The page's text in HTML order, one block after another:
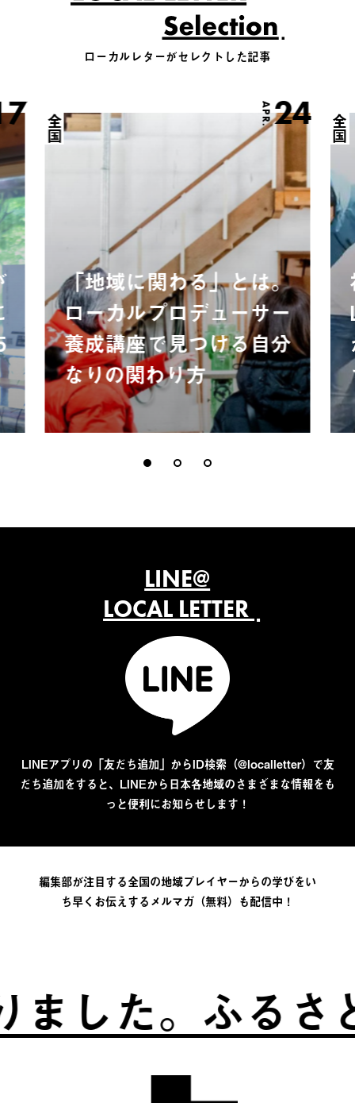
ローカルレターがセレクトした記事
APR.24
全国
「地域に関わる」とは。
ローカルプロデューサー
養成講座で見つける自分
なりの関わり方
全国
LINE@
LOCAL LETTER
LINEアプリの「友だち追加」からID検索（@localletter）で友
だち追加をすると、LINEから日本各地域のさまざまな情報をも
っと便利にお知らせします！
編集部が注目する全国の地域プレイヤーからの学びをい
ち早くお伝えするメルマガ（無料）も配信中！
。 ふるさとは